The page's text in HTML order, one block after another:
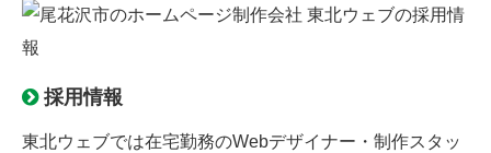
採用情報
東北ウェブでは在宅勤務のWebデザイナー ・制作スタッ